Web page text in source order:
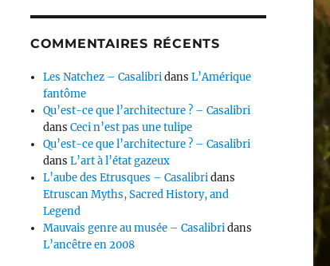
COMMENTAIRES RÉCENTS
Les Natchez – CasalibridansL’Amérique
fantôme
Qu’est-ce que l’architecture ? – Casalibri
dansCeci n’est pas une tulipe
Qu’est-ce que l’architecture ? – Casalibri
dansL’art à l’état gazeux
L’aube des Etrusques – Casalibridans
Etruscan Myths, Sacred History, and
Legend
Mauvais genre au musée – Casalibridans
L’ancêtre en 2008